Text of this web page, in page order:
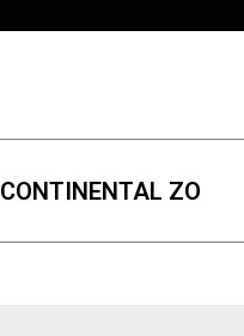
CONTINENTAL ZO